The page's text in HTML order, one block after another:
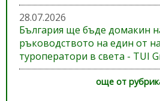
28.07.2026
България ще бъде домакин
ръководството на един от
туроператори в света - TUI
още от